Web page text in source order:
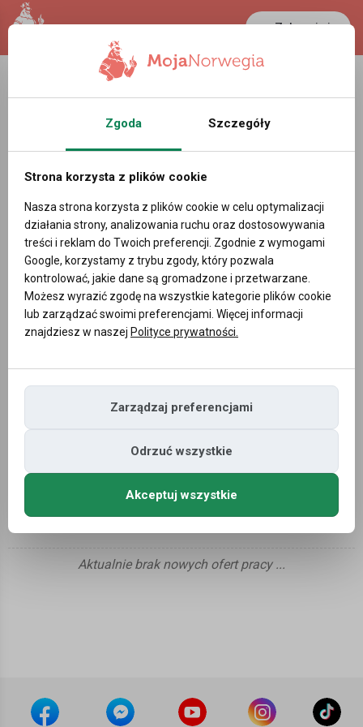
Zaloguj się
LANCASTER
25.7 °C 0.388 PLN
Rainfall - Profil pracodawcy w Norwegii
Powiadom mnie o nowych ofertach pracy
DODAJ OFERTĘ PRACY
Oferty głównie dla informatyków, pracowników
technicznych i biurowych.
Oferty pracy
Aktualnie brak nowych ofert pracy ...
Zgoda Szczegóły
Strona korzysta z plików cookie
Nasza strona korzysta z plików cookie w celu optymalizacji
działania strony, analizowania ruchu oraz dostosowywania
treści i reklam do Twoich preferencji. Zgodnie z wymogami
Google, korzystamy z trybu zgody, który pozwala
kontrolować, jakie dane są gromadzone i przetwarzane.
Możesz wyrazić zgodę na wszystkie kategorie plików cookie
lub zarządzać swoimi preferencjami. Więcej informacji
znajdziesz w naszej Polityce prywatności.
Zarządzaj preferencjami
Odrzuć wszystkie
Akceptuj wszystkie